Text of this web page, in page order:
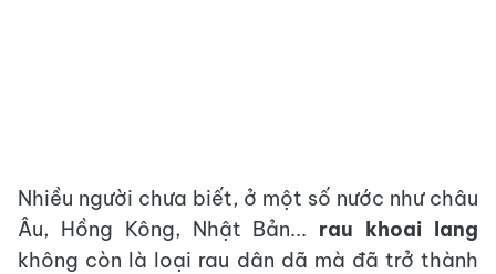
Nhiều người chưa biết, ở một số nước như châu
Âu, Hồng Kông, Nhật Bản... rau khoai lang
không còn là loại rau dân dã mà đã trở thành